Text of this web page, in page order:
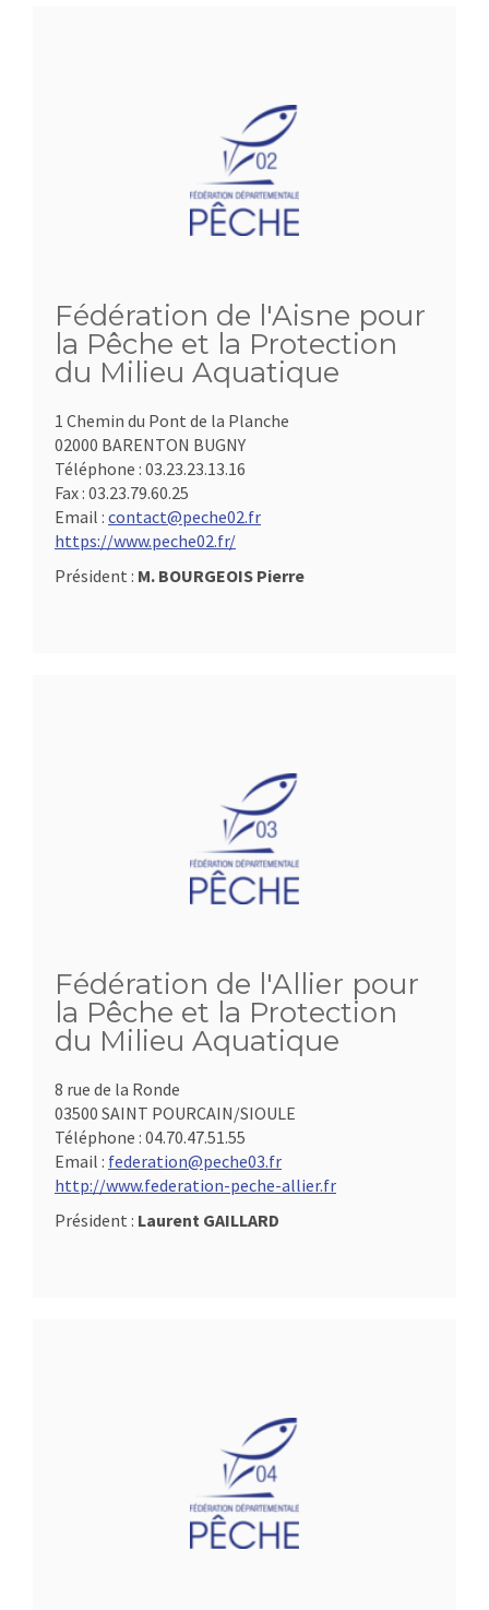
Fédération de l'Aisne pour
la Pêche et la Protection
du Milieu Aquatique
1 Chemin du Pont de la Planche
02000 BARENTON BUGNY
Téléphone : 03.23.23.13.16
Fax : 03.23.79.60.25
Email : contact@peche02.fr
https://www.peche02.fr/
Président : M. BOURGEOIS Pierre
Fédération de l'Allier pour
la Pêche et la Protection
du Milieu Aquatique
8 rue de la Ronde
03500 SAINT POURCAIN/SIOULE
Téléphone : 04.70.47.51.55
Email : federation@peche03.fr
http://www.federation-peche-allier.fr
Président : Laurent GAILLARD